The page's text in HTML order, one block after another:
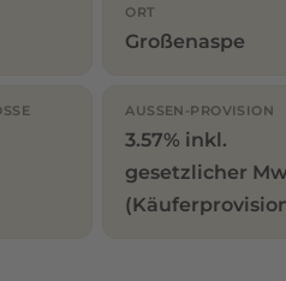
ORT
Großenaspe
AUSSEN-PROVISION
3.57% inkl.
gesetzlicher